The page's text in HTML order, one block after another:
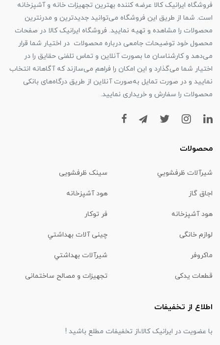
فروشگاه ایرانیک کالا عرضه کننده بهترین تجهیزات خانه و آشپزخانه
است. شما از طریق این فروشگاه می‌توانید جدیدترین و مدرنترین
محصولات را مشاهده و تهیه نمایید. فروشگاه ایرانیک کالا در صفحات
محصول خود توضیحات جامعی درباره محصولات در اختیار شما قرار
می‌دهد و کارشناسان ما بصورت آنلاین و تماس تلفنی حقایق را در
اختیار شما می‌گذارد و این امکان را فراهم می‌سازند که آگاهانه انتخاب
نمایید و در صورت تمایل به‌صورت آنلاین از طریق درگاه‌های بانکی
محصولات را سفارش و خریداری نمایید.
محصولات
شیرآلات ظرفشويي سینک ظرفشویی
اجاق گاز هود آشپزخانه
هود آشپزخانه فر توکار
لوازم خانگی چینی آلات بهداشتي
ماكروفر شیرآلات بهداشتي
قطعات یدکی تجهیزات و مصالح ساختمانی
اطلاع از تخفیفات
با عضویت در ایرانیک کالا،از تخفیفات مطلع باشید !